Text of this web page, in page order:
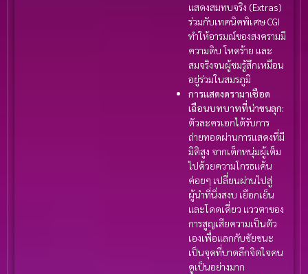
แสดงสมทบจริง (Extras)
ร่วมกับเทคนิคพิเศษ CGI
ทำให้อารมณ์ของสงครามมี
ความดิบ โหดร้าย และ
สมจริงจนผู้ชมรู้สึกเหมือน
อยู่ร่วมในสมรภูมิ
การแสดงดรามาเชือด
เฉือนบทบาทที่น่าขนลุก:
ตัวละครเอกได้รับการ
ถ่ายทอดผ่านการแสดงที่มี
มิติสูง จากเด็กหนุ่มผู้เต็ม
ไปด้วยความโกรธแค้น
ค่อยๆ เปลี่ยนผ่านไปสู่
ผู้นำที่นิ่งสงบ เยือกเย็น
และโดดเดี่ยว แววตาของ
การสูญเสียความเป็นตัว
เองเพื่อแลกกับชัยชนะ
เป็นจุดที่บาดลึกจิตใจคน
ดูเป็นอย่างมาก